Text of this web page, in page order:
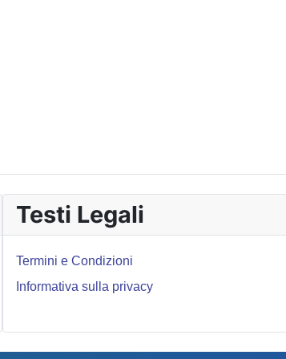
Testi Legali
Termini e Condizioni
Informativa sulla privacy